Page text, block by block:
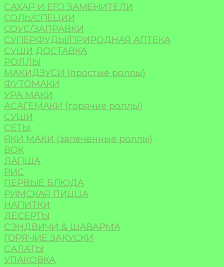
САХАР И ЕГО ЗАМЕНИТЕЛИ
СОЛЬ/СПЕЦИИ
СОУС/ЗАПРАВКИ
СУПЕРФУДЫ/ПРИРОДНАЯ АПТЕКА
СУШИ ДОСТАВКА
РОЛЛЫ
МАКИДЗУСИ (простые роллы)
ФУТОМАКИ
УРА МАКИ
АСАГЕМАКИ (горячие роллы)
СУШИ
СЕТЫ
ЯКИ МАКИ (запеченные роллы)
ВОК
ЛАПША
РИС
ПЕРВЫЕ БЛЮДА
РИМСКАЯ ПИЦЦА
НАПИТКИ
ДЕСЕРТЫ
СЭНДВИЧИ & ШАВАРМА
ГОРЯЧИЕ ЗАКУСКИ
САЛАТЫ
УПАКОВКА